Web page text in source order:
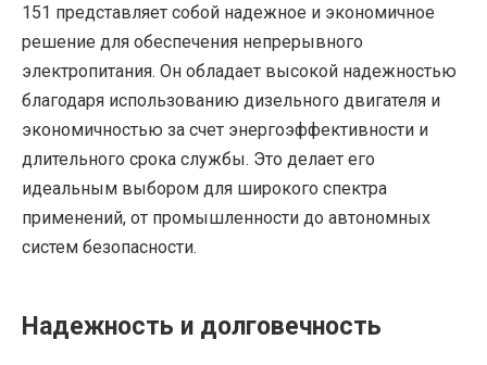
151 представляет собой надежное и экономичное
решение для обеспечения непрерывного
электропитания. Он обладает высокой надежностью
благодаря использованию дизельного двигателя и
экономичностью за счет энергоэффективности и
длительного срока службы. Это делает его
идеальным выбором для широкого спектра
применений, от промышленности до автономных
систем безопасности.
Надежность и долговечность